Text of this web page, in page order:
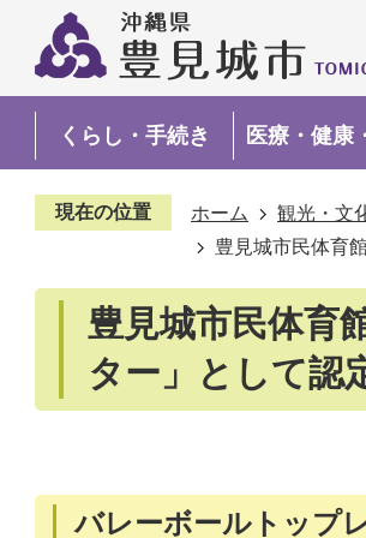
くらし・手続き 医療・健康
現在の位置 ホーム
観光・文
豊見城市民体育
豊見城市民体育
ター」として認
バレーボールトップ